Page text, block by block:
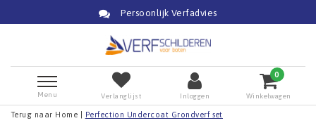
Persoonlijk Verfadvies
Menu Verlanglijst Inloggen
0
Winkelwagen
Terug naar Home Perfection Undercoat Grondverf set